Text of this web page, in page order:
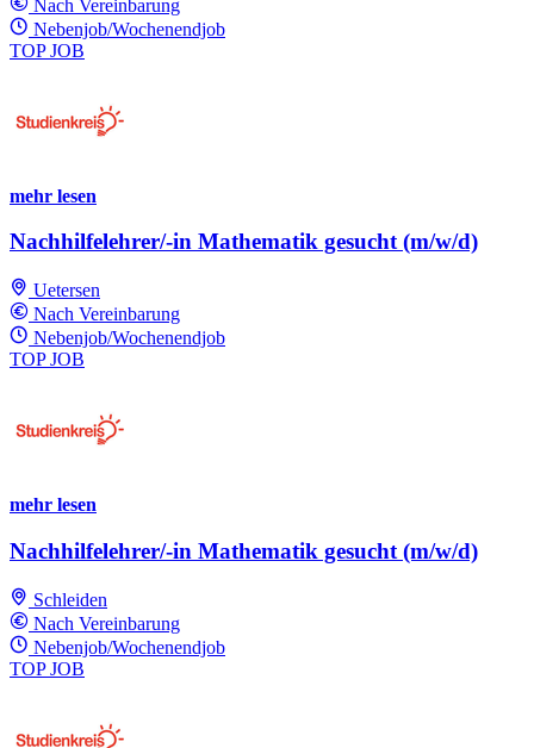
Nach Vereinbarung
Nebenjob/Wochenendjob
TOP JOB
mehr lesen
Nachhilfelehrer/-in Mathematik gesucht (m/w/d)
Uetersen
Nach Vereinbarung
Nebenjob/Wochenendjob
TOP JOB
mehr lesen
Nachhilfelehrer/-in Mathematik gesucht (m/w/d)
Schleiden
Nach Vereinbarung
Nebenjob/Wochenendjob
TOP JOB